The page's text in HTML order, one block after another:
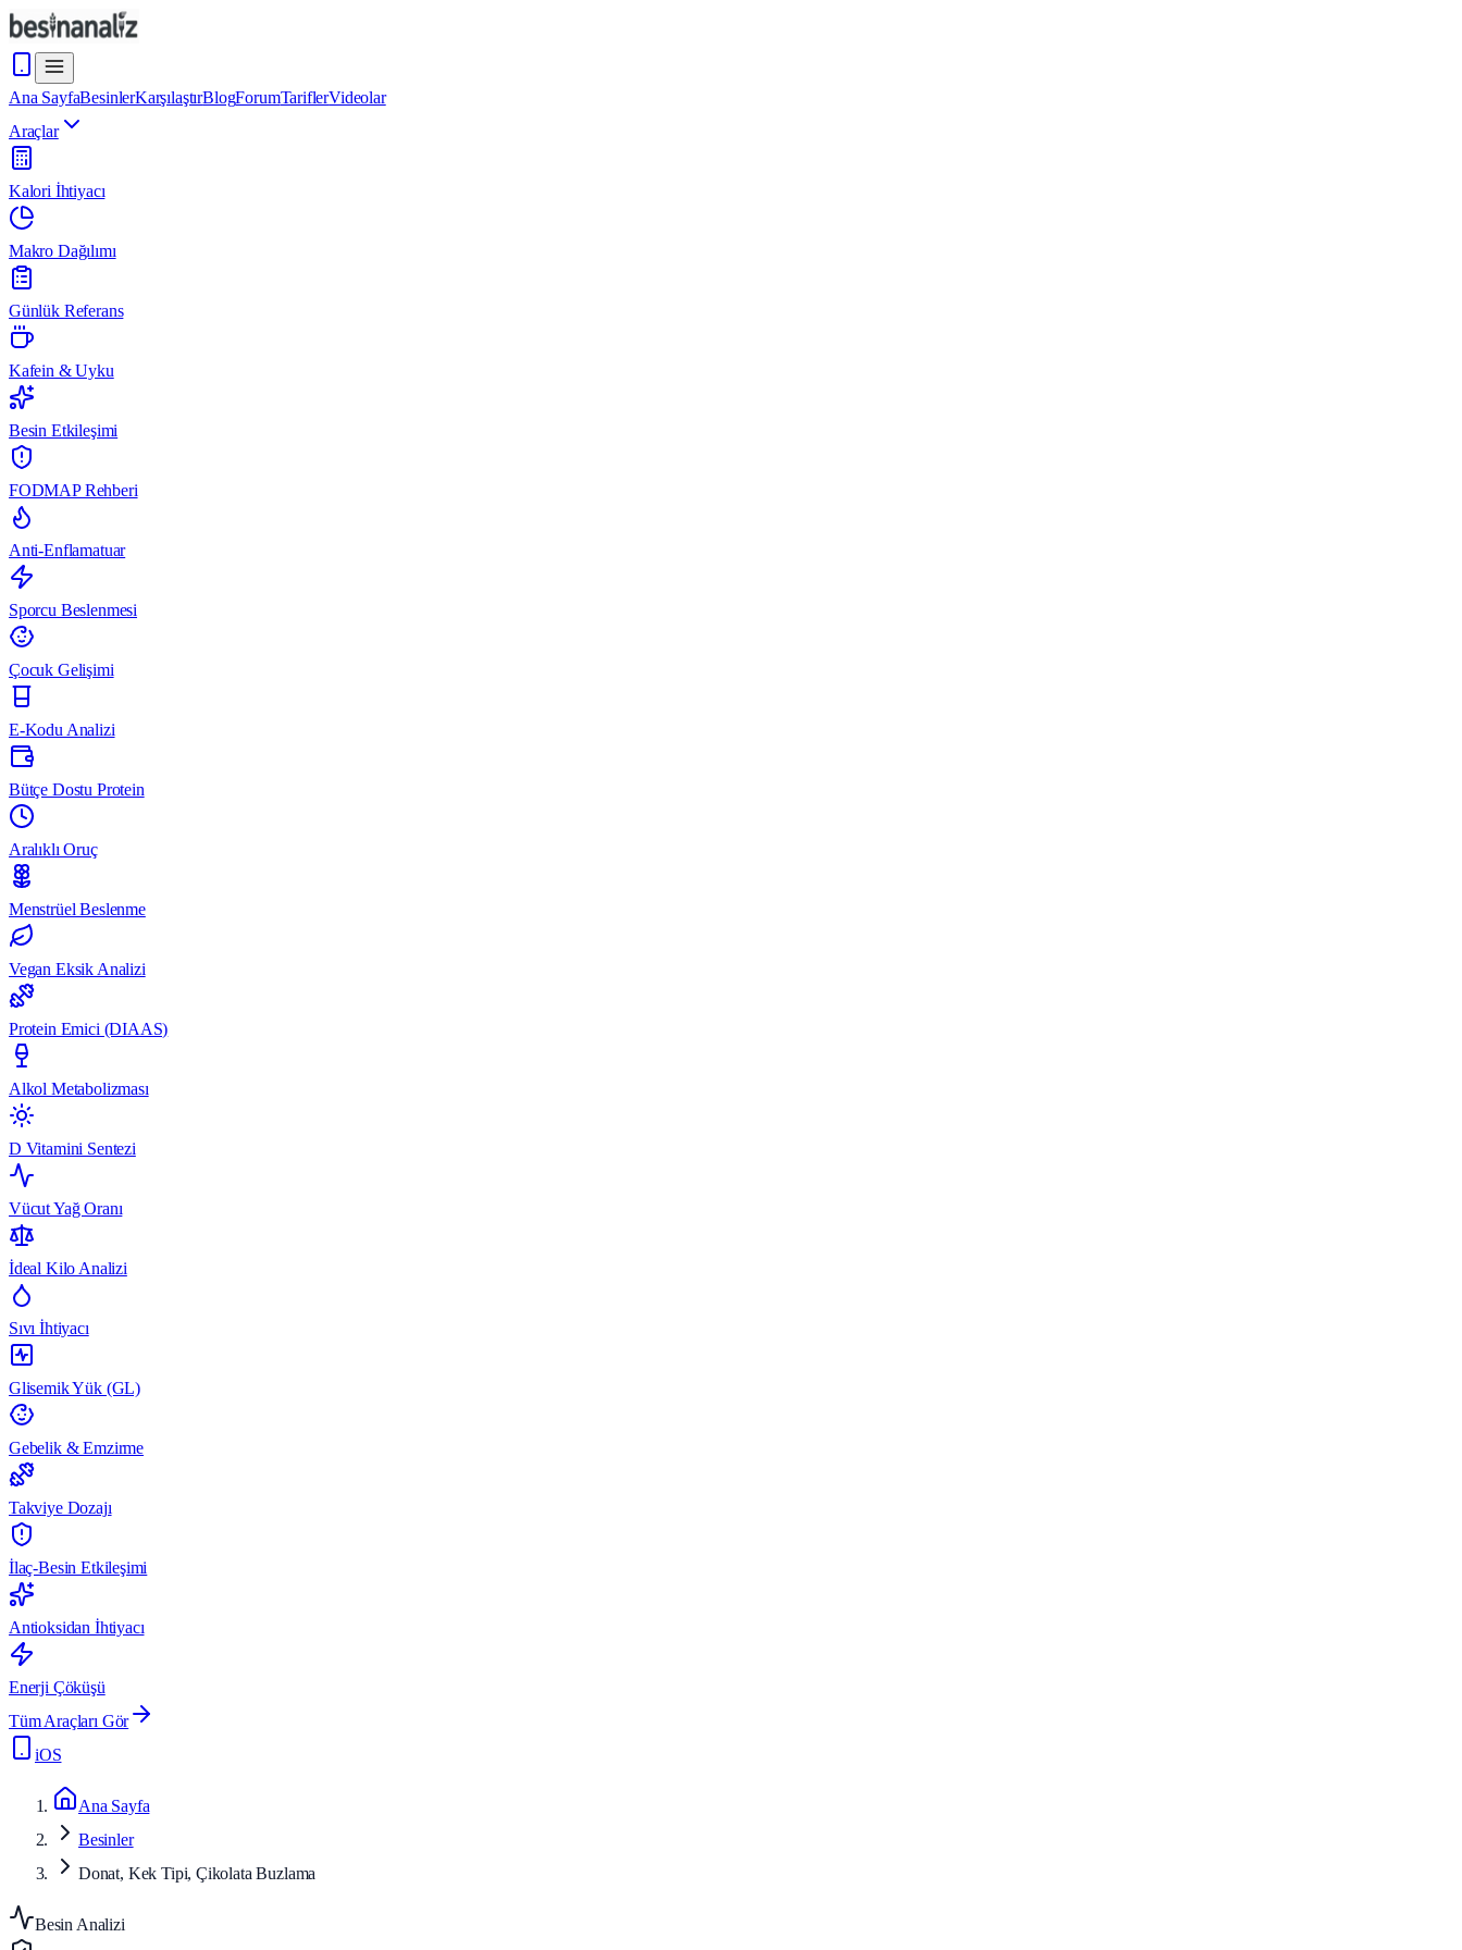
Ana SayfaBesinlerKarşılaştırBlogForumTariflerVideolar
Araçlar
Kalori İhtiyacı
Makro Dağılımı
Günlük Referans
Kafein & Uyku
Besin Etkileşimi
FODMAP Rehberi
Anti-Enflamatuar
Sporcu Beslenmesi
Çocuk Gelişimi
E-Kodu Analizi
Bütçe Dostu Protein
Aralıklı Oruç
Menstrüel Beslenme
Vegan Eksik Analizi
Protein Emici (DIAAS)
Alkol Metabolizması
D Vitamini Sentezi
Vücut Yağ Oranı
İdeal Kilo Analizi
Sıvı İhtiyacı
Glisemik Yük (GL)
Gebelik & Emzirme
Takviye Dozajı
İlaç-Besin Etkileşimi
Antioksidan İhtiyacı
Enerji Çöküşü
Tüm Araçları Gör
iOS
Ana Sayfa
Besinler
Donat, Kek Tipi, Çikolata Buzlama
Besin Analizi